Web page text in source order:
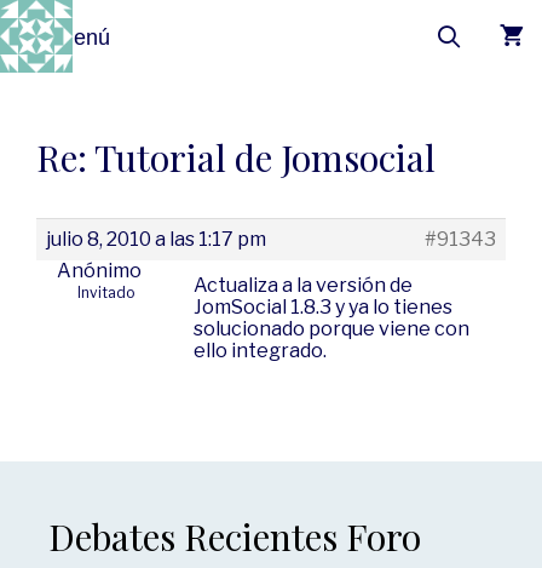
Menú
Re: Tutorial de Jomsocial
julio 8, 2010 a las 1:17 pm
#91343
Anónimo
Invitado
Actualiza a la versión de
JomSocial 1.8.3 y ya lo tienes
solucionado porque viene con
ello integrado.
Debates Recientes Foro